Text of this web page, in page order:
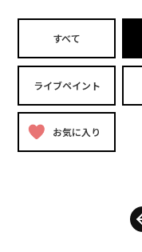
すべて
ライブペイント
お気に入り